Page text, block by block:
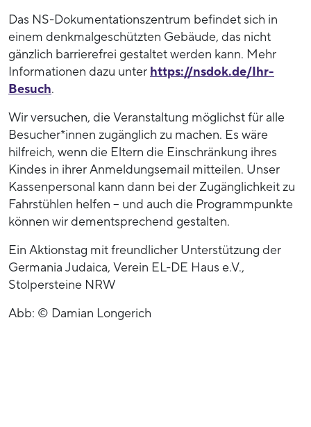
Das NS-Dokumentationszentrum befindet sich in
einem denkmalgeschützten Gebäude, das nicht
gänzlich barrierefrei gestaltet werden kann. Mehr
Informationen dazu unter https://nsdok.de/Ihr-
Besuch.
Wir versuchen, die Veranstaltung möglichst für alle
Besucher*innen zugänglich zu machen. Es wäre
hilfreich, wenn die Eltern die Einschränkung ihres
Kindes in ihrer Anmeldungsemail mitteilen. Unser
Kassenpersonal kann dann bei der Zugänglichkeit zu
Fahrstühlen helfen – und auch die Programmpunkte
können wir dementsprechend gestalten.
Ein Aktionstag mit freundlicher Unterstützung der
Germania Judaica, Verein EL-DE Haus e.V.,
Stolpersteine NRW
Abb: © Damian Longerich